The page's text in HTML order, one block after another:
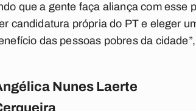
que a gente faça aliança com esse
candidatura própria do PT e eleger
das pessoas pobres da
Nunes Laerte